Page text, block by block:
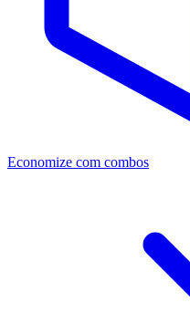
Economize com combos